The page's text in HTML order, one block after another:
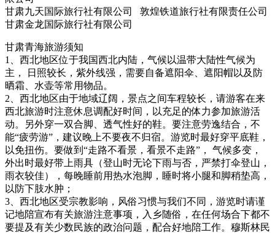
甘肃九天国际旅行社有限公司 敦煌铁道旅行社有限责任公司
甘肃金龙国际旅行社有限公司
甘肃青海旅游须知
1、西北地区位于我国西北内陆，气候以温带大陆性气候为
主， 日照较长，紫外线强，需要自备遮阳伞、遮阳帽以及防
晒霜、水壶等常用物品。
2、西北地区由于地域辽阔，景点之间车程较长，请游客在来
西北旅游时注意休息调配好时间，以充足的体力参加旅游活
动。另外穿一双合脚、透气性好的鞋。要注意劳逸结合，不
能“疲劳游”，建议晚上不要夜不归宿。游览时最好穿平底鞋，
以免扭伤。要做到“走路不看景，看景不走路”， 气候多变，
外出时最好带上雨具（登山时无论下雨与否，严禁打伞登山，
雨衣较佳），每晚睡前用热水泡脚，睡时将小腿和脚稍垫高，
以防下肢水肿；
3、西北地区受宗教影响，风俗习惯与我们不同，游览时请谨
记地陪宣布有关旅游注意事项，入乡随俗，在任何场合下都不
要提及有关少数民族的政治问题，配合好地陪工作。穆斯林民